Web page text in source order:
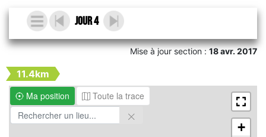
Jour 4
Mise à jour section :18 avr. 2017
11.4km
Ma position
Toute la trace
+